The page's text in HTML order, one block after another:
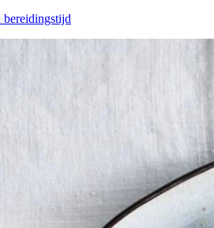
bereidingstijd